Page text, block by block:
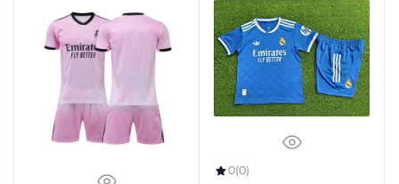
0(0)